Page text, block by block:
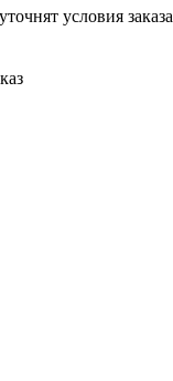
условия заказа